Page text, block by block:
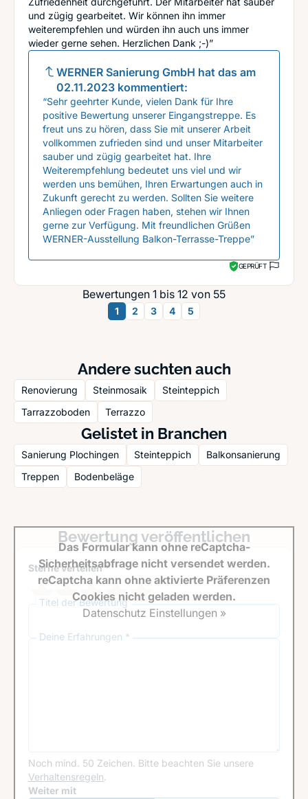
und zügig gearbeitet. Wir können ihn immer
weiterempfehlen und würden ihn auch uns immer
wieder gerne sehen. Herzlichen Dank ;-)”
WERNER Sanierung GmbH hat das am
02.11.2023 kommentiert:
“Sehr geehrter Kunde, vielen Dank für Ihre
positive Bewertung unserer Eingangstreppe. Es
freut uns zu hören, dass Sie mit unserer Arbeit
vollkommen zufrieden sind und unser Mitarbeiter
sauber und zügig gearbeitet hat. Ihre
Weiterempfehlung bedeutet uns viel und wir
werden uns bemühen, Ihren Erwartungen auch in
Zukunft gerecht zu werden. Sollten Sie weitere
Anliegen oder Fragen haben, stehen wir Ihnen
gerne zur Verfügung. Mit freundlichen Grüßen
WERNER-Ausstellung Balkon-Terrasse-Treppe”
GEPRÜFT
Bewertungen 1 bis 12 von 55
1 2 3 4 5
Andere suchten auch
Renovierung Steinmosaik
Steinteppich
Tarrazzoboden
Terrazzo
Gelistet in Branchen
Sanierung Plochingen Steinteppich
Balkonsanierung
Treppen
Bodenbeläge
Bewertung veröffentlichen
Sterne verteilen *
Titel der Bewertung
Deine Erfahrungen *
Noch mind. 50 Zeichen. Bitte beachten Sie unsere
Verhaltensregeln.
Google Recaptcha
Weiter mit
Das Formular kann ohne reCaptcha-
Sicherheitsabfrage nicht versendet werden.
reCaptcha kann ohne aktivierte Präferenzen
Cookies nicht geladen werden.
Datenschutz Einstellungen »